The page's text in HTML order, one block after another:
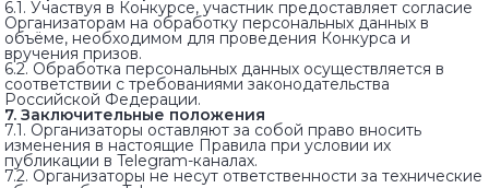
6.1. Участвуя в Конкурсе, участник предоставляет согласие
Организаторам на обработку персональных данных в
объёме, необходимом для проведения Конкурса и
вручения призов.
6.2. Обработка персональных данных осуществляется в
соответствии с требованиями законодательства
Российской Федерации.
7. Заключительные положения
7.1. Организаторы оставляют за собой право вносить
изменения в настоящие Правила при условии их
публикации в Telegram-каналах.
7.2. Организаторы не несут ответственности за технические